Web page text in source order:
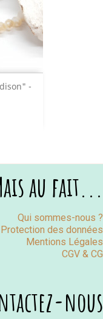
-
au fait...
Qui sommes-nous ?
Protection des données
Mentions Légales
CGV & CG
nous